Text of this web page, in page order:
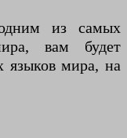
из самых
вам будет
языков мира, на